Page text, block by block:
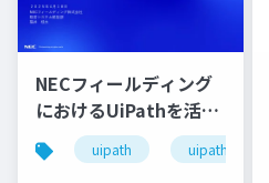
NECフィールディング
におけるUiPathを活用
した機器修理受付の自
動化
uipath uipathfriends